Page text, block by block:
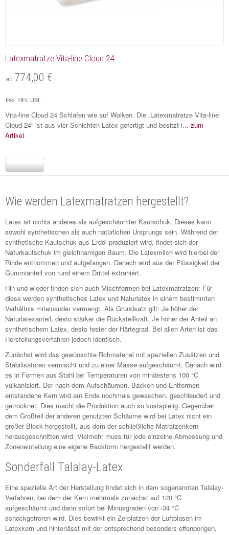
Latexmatratze Vita-line Cloud 24
ab 774,00 €
Inkl. 19% USt.
Vita-line Cloud 24 Schlafen wie auf Wolken. Die „Latexmatratze Vita-line
Cloud 24“ ist aus vier Schichten Latex gefertigt und besitzt i... zum
Artikel
Wie werden Latexmatratzen hergestellt?
Latex ist nichts anderes als aufgeschäumter Kautschuk. Dieses kann
sowohl synthetischen als auch natürlichen Ursprungs sein. Während der
synthetische Kautschuk aus Erdöl produziert wird, findet sich der
Naturkautschuk im gleichnamigen Baum. Die Latexmilch wird hierbei der
Rinde entnommen und aufgefangen. Danach wird aus der Flüssigkeit der
Gummianteil von rund einem Drittel extrahiert.
Hin und wieder finden sich auch Mischformen bei Latexmatratzen: Für
diese werden synthetisches Latex und Naturlatex in einem bestimmten
Verhältnis miteinander vermengt. Als Grundsatz gilt: Je höher der
Naturlatexanteil, desto stärker die Rückstellkraft. Je höher der Anteil an
synthetischem Latex, desto fester der Härtegrad. Bei allen Arten ist das
Herstellungsverfahren jedoch identisch.
Zunächst wird das gewünschte Rohmaterial mit speziellen Zusätzen und
Stabilisatoren vermischt und zu einer Masse aufgeschäumt. Danach wird
es in Formen aus Stahl bei Temperaturen von mindestens 100 °C
vulkanisiert. Der nach dem Aufschäumen, Backen und Entformen
entstandene Kern wird am Ende nochmals gewaschen, geschleudert und
getrocknet. Dies macht die Produktion auch so kostspielig: Gegenüber
dem Großteil der anderen genutzten Schäume wird bei Latex nicht ein
großer Block hergestellt, aus dem der schließliche Matratzenkern
herausgeschnitten wird. Vielmehr muss für jede einzelne Abmessung und
Zoneneinteilung eine eigene Backform hergestellt werden.
Sonderfall Talalay-Latex
Eine spezielle Art der Herstellung findet sich in dem sogenannten Talalay-
Verfahren, bei dem der Kern mehrmals zunächst auf 120 °C
aufgeschäumt und dann sofort bei Minusgraden von -34 °C
schockgefroren wird. Dies bewirkt ein Zerplatzen der Luftblasen im
Latexkern und hinterlässt mit der entsprechend besonders offenporigen,